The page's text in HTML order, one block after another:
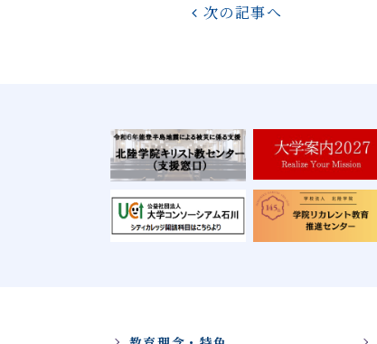
次の記事へ